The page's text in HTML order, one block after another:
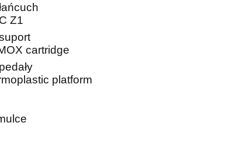
Z1
cartridge
pedały
platform